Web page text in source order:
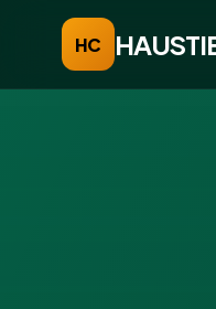
HC